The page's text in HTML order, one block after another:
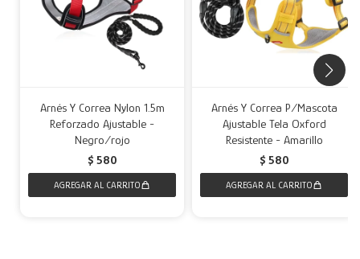
Arnés Y Correa Nylon 1.5m
Reforzado Ajustable -
Negro/rojo
$ 580
Arnés Y Correa P/Mascota
Ajustable Tela Oxford
Resistente - Amarillo
$ 580